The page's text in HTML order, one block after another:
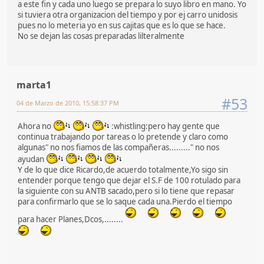
a este fin y cada uno luego se prepara lo suyo libro en mano. Yo
si tuviera otra organizacion del tiempo y por ej carro unidosis
pues no lo meteria yo en sus cajitas que es lo que se hace.
No se dejan las cosas preparadas lilteralmente
marta1
#53
04 de Marzo de 2010, 15:58:37 PM
Ahora no
:whistling:pero hay gente que
continua trabajando por tareas o lo pretende y claro como
algunas" no nos fiamos de las compañeras........." no nos
ayudan
Y de lo que dice Ricardo,de acuerdo totalmente,Yo sigo sin
entender porque tengo que dejar el S.F de 100 rotulado para
la siguiente con su ANTB sacado,pero si lo tiene que repasar
para confirmarlo que se lo saque cada una.Pierdo el tiempo
para hacer Planes,Dcos,........